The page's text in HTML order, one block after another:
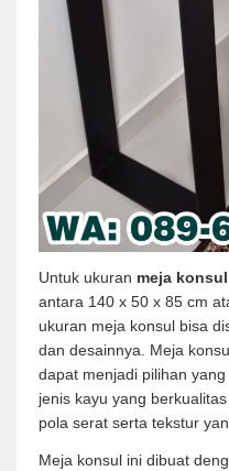
Untuk ukuran meja
antara 140 x 50 x 85 cm
ukuran meja konsul bisa
dan desainnya. Meja
dapat menjadi pilihan
jenis kayu yang
pola serat serta tekstur
Meja konsul ini dibuat